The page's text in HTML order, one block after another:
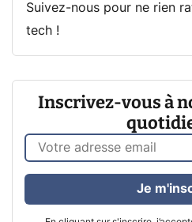
Suivez-nous pour ne rien
tech !
Inscrivez-vous à
Je